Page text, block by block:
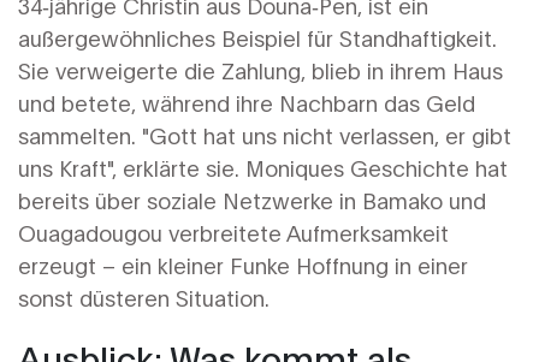
außergewöhnliches Beispiel für Standhaftigkeit.
Sie verweigerte die Zahlung, blieb in ihrem Haus
und betete, während ihre Nachbarn das Geld
sammelten. "Gott hat uns nicht verlassen, er gibt
uns Kraft", erklärte sie. Moniques Geschichte hat
bereits über soziale Netzwerke in Bamako und
Ouagadougou verbreitete Aufmerksamkeit
erzeugt – ein kleiner Funke Hoffnung in einer
sonst düsteren Situation.